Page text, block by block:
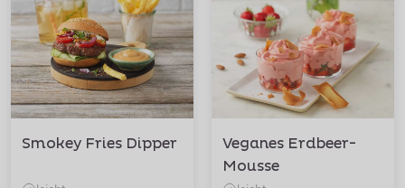
Smokey Fries Dipper
Veganes Erdbeer-
Mousse